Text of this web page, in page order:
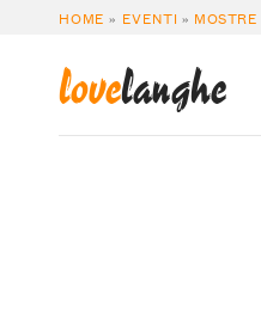
HOME » EVENTI » MOSTRE
lovelanghe